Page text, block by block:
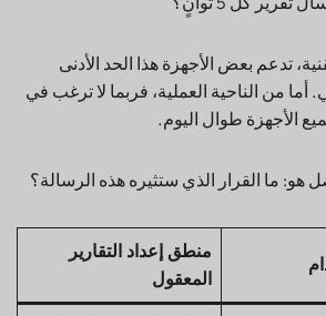
تدعم بعض الأجهزة هذا الحد الأدنى
أما من الناحية العملية، فربما لا ترغب في
الأجهزة طوال اليوم.
هو: ما القرار الذي ستثيره هذه الرسالة؟
منطق إعداد التقارير
المعقول